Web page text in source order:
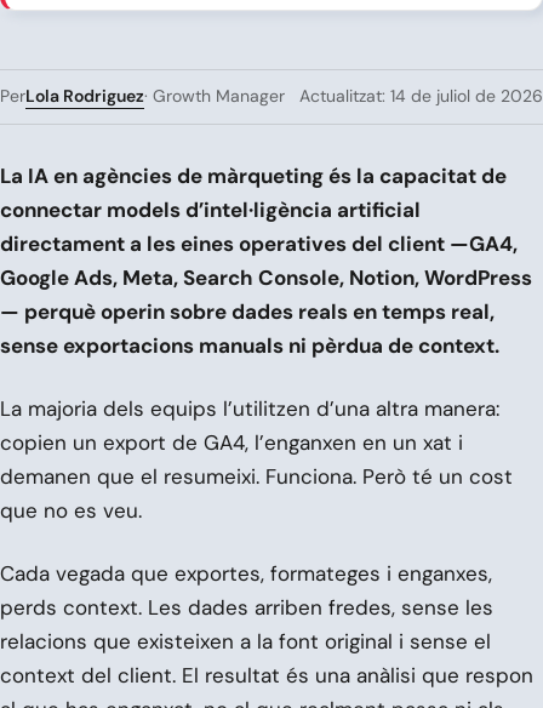
PerLola Rodriguez· Growth Manager Actualitzat: 14 de juliol de 2026
La IA en agències de màrqueting és la capacitat de
connectar models d’intel·ligència artificial
directament a les eines operatives del client —GA4,
Google Ads, Meta, Search Console, Notion, WordPress
— perquè operin sobre dades reals en temps real,
sense exportacions manuals ni pèrdua de context.
La majoria dels equips l’utilitzen d’una altra manera:
copien un export de GA4, l’enganxen en un xat i
demanen que el resumeixi. Funciona. Però té un cost
que no es veu.
Cada vegada que exportes, formateges i enganxes,
perds context. Les dades arriben fredes, sense les
relacions que existeixen a la font original i sense el
context del client. El resultat és una anàlisi que respon